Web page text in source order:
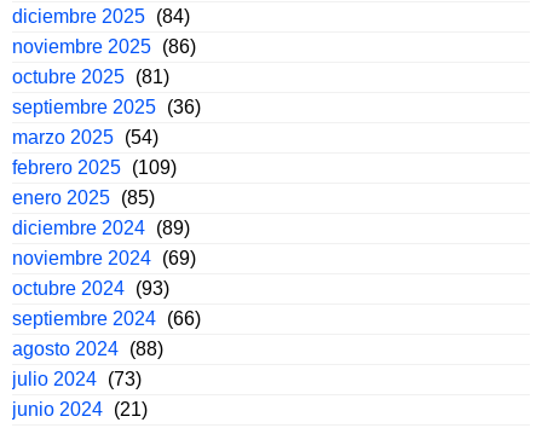
diciembre 2025 (84)
noviembre 2025 (86)
octubre 2025 (81)
septiembre 2025 (36)
marzo 2025 (54)
febrero 2025 (109)
enero 2025 (85)
diciembre 2024 (89)
noviembre 2024 (69)
octubre 2024 (93)
septiembre 2024 (66)
agosto 2024 (88)
julio 2024 (73)
junio 2024 (21)